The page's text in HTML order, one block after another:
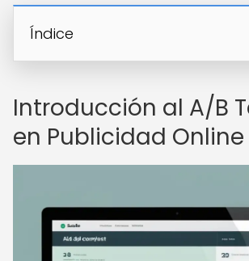
Índice
Introducción al A/B
en Publicidad Online